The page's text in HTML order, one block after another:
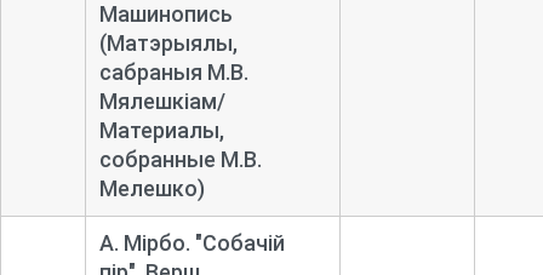
Машинопись
(Матэрыялы,
сабраныя М.В.
Мялешкіам/
Материалы,
собранные М.В.
Мелешко)
А. Мірбо. "Собачій